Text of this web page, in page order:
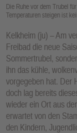
Die Ruhe vor dem Trubel
Temperaturen steigen ist
Kelkheim (ju) – Am
Freibad die neue
Sommertrubel,
ihn das kühle,
vorgegeben hat. Der
doch lag bereits
wieder ein Ort aus
erwartet von den
den Kindern,